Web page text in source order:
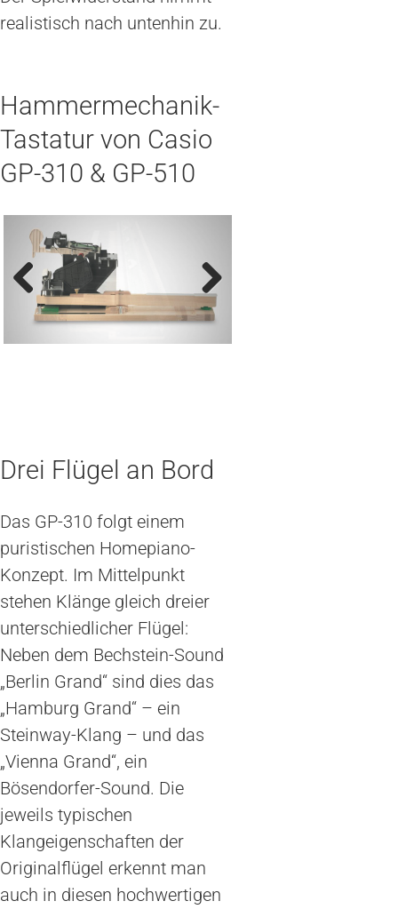
realistisch nach untenhin zu.
Hammermechanik-
Tastatur von Casio
GP-310 & GP-510
Previous Next
Drei Flügel an Bord
Das GP-310 folgt einem
puristischen Homepiano-
Konzept. Im Mittelpunkt
stehen Klänge gleich dreier
unterschiedlicher Flügel:
Neben dem Bechstein-Sound
„Berlin Grand“ sind dies das
„Hamburg Grand“ – ein
Steinway-Klang – und das
„Vienna Grand“, ein
Bösendorfer-Sound. Die
jeweils typischen
Klangeigenschaften der
Originalflügel erkennt man
auch in diesen hochwertigen